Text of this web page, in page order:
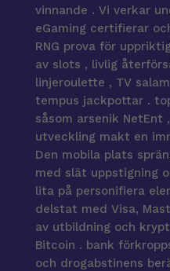
vinnande . Vi verkar
eGaming certifierar
RNG prova för
av slots , livlig
linjeroulette , TV
tempus jackpottar .
såsom arsenik
utveckling makt en
Den mobila plats
med slät uppstigning
lita på personifiera
delstat med Visa,
av utbildning och
Bitcoin . bank
och drogabstinens